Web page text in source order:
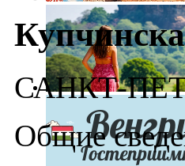
САНКТ-
Общие